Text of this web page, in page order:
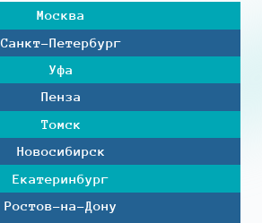
Москва
Санкт-Петербург
Уфа
Пенза
Томск
Новосибирск
Екатеринбург
Ростов-на-Дону